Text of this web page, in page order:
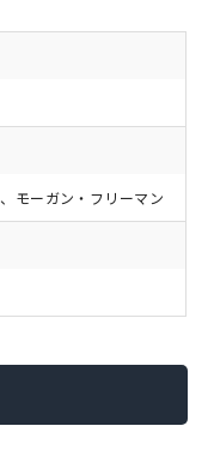
モーガン・フリーマン